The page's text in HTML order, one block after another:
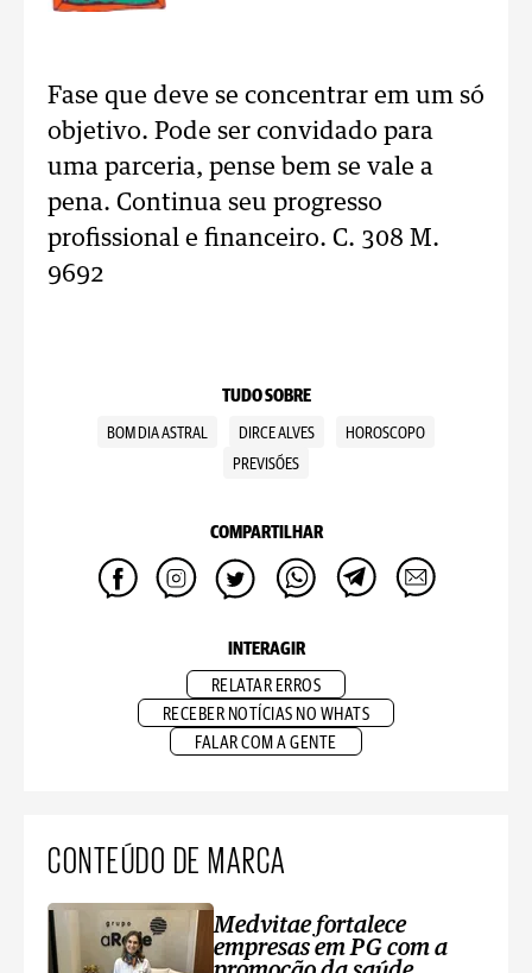
Fase que deve se concentrar em um só
objetivo. Pode ser convidado para
uma parceria, pense bem se vale a
pena. Continua seu progresso
profissional e financeiro. C. 308 M.
9692
TUDO SOBRE
BOM DIA ASTRAL DIRCE ALVES
HOROSCOPO
PREVISÕES
COMPARTILHAR
INTERAGIR
RELATAR ERROS
RECEBER NOTÍCIAS NO WHATS
FALAR COM A GENTE
CONTEÚDO DE MARCA
Medvitae fortalece
empresas em PG com a